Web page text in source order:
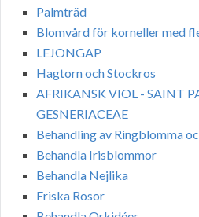
Palmträd
Blomvård för korneller med
LEJONGAP
Hagtorn och Stockros
AFRIKANSK VIOL - SAINT
GESNERIACEAE
Behandling av Ringblomma
Behandla Irisblommor
Behandla Nejlika
Friska Rosor